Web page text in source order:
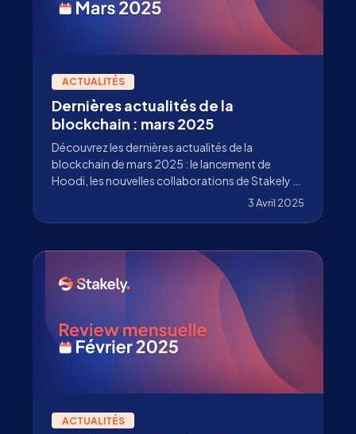
ACTUALITÉS
Dernières actualités de la
blockchain : mars 2025
Découvrez les dernières actualités de la
blockchain de mars 2025 : le lancement de
Hoodi, les nouvelles collaborations de Stakely et
comment multiplier vos récompenses en ETH.
3 Avril 2025
ACTUALITÉS